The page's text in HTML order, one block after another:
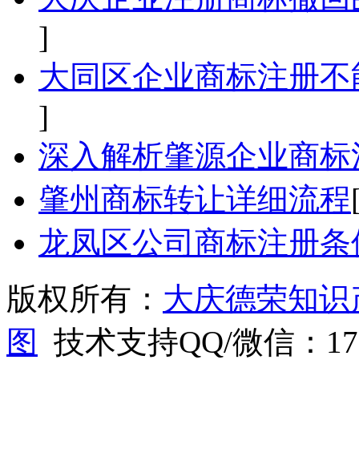
]
大同区企业商标注册
]
深入解析肇源企业商
肇州商标转让详细流程
龙凤区公司商标注册
版权所有： 大庆德荣知
图
技术支持QQ/微信：